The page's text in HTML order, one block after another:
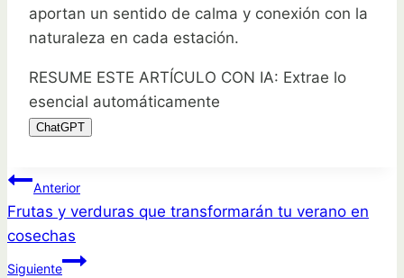
aportan un sentido de calma y conexión con la
naturaleza en cada estación.
RESUME ESTE ARTÍCULO CON IA: Extrae lo
esencial automáticamente
ChatGPT
Navegación
de
entradas
Anterior
Frutas y verduras que transformarán tu verano en
cosechas
Siguiente